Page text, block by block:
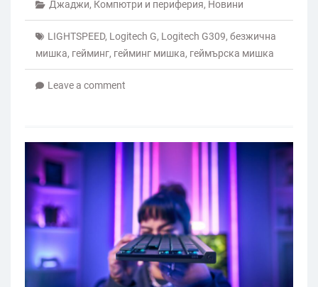
Джаджи, Компютри и периферия, Новини
LIGHTSPEED, Logitech G, Logitech G309, безжична
мишка, гейминг, гейминг мишка, геймърска мишка
Leave a comment